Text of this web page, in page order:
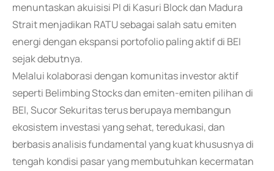
menuntaskan akuisisi PI di Kasuri Block dan Madura
Strait menjadikan RATU sebagai salah satu emiten
energi dengan ekspansi portofolio paling aktif di BEI
sejak debutnya.
Melalui kolaborasi dengan komunitas investor aktif
seperti Belimbing Stocks dan emiten-emiten pilihan di
BEI, Sucor Sekuritas terus berupaya membangun
ekosistem investasi yang sehat, teredukasi, dan
berbasis analisis fundamental yang kuat khususnya di
tengah kondisi pasar yang membutuhkan kecermatan